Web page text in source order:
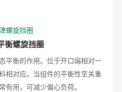
螺旋挡圈
衡螺旋挡圈
平衡的作用。位于开口端相对一
相对应。当组件的平衡性至关重
有用，可减少偏心负荷。